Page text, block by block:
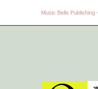
Music Bells